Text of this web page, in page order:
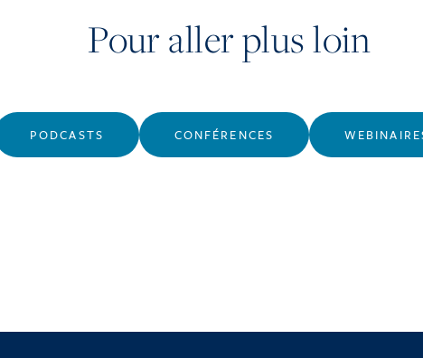
Pour aller plus loin
PODCASTS CONFÉRENCES